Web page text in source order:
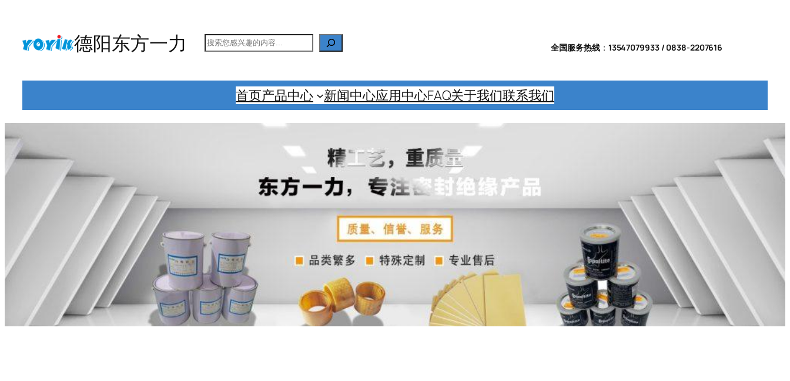
德阳东方一力
搜
全国服务热线： 13547079933 / 0838-2207616
首页产品中心 新闻中心应用中心FAQ关于我们联系我们